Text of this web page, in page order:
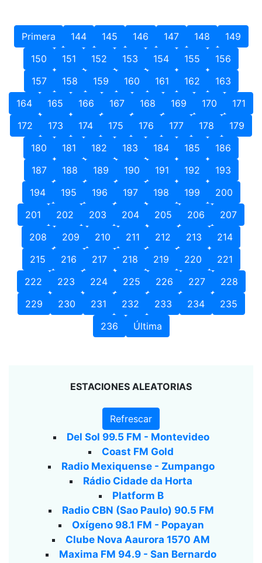
Primera 144 145 146 147 148
149
150
151 152 153 154 155
156
157
158 159 160 161 162
163
164
165 166 167 168 169 170
171
172
173 174 175 176 177 178
179
180
181 182 183 184 185
186
187
188 189 190 191 192
193
194
195 196 197 198 199
200
201
202 203 204 205 206
207
208
209 210 211 212 213
214
215
216 217 218 219 220
221
222
223 224 225 226 227
228
229
230 231 232 233 234
235
236
Última
ESTACIONES ALEATORIAS
Refrescar
Del Sol 99.5 FM - Montevideo
Coast FM Gold
Radio Mexiquense - Zumpango
Rádio Cidade da Horta
Platform B
Radio CBN (Sao Paulo) 90.5 FM
Oxígeno 98.1 FM - Popayan
Clube Nova Aaurora 1570 AM
Maxima FM 94.9 - San Bernardo